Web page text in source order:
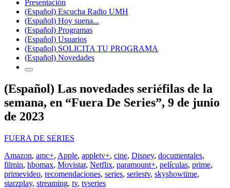
Presentación
(Español) Escucha Radio UMH
(Español) Hoy suena...
(Español) Programas
(Español) Usuarios
(Español) SOLICITA TU PROGRAMA
(Español) Novedades
(Español) Las novedades seriéfilas de la
semana, en “Fuera De Series”, 9 de junio
de 2023
FUERA DE SERIES
Amazon, amc+, Apple, appletv+, cine, Disney, documentales,
filmin, hbomax, Movistar, Netflix, paramount+, películas, prime,
primevideo, recomendaciones, series, seriestv, skyshowtime,
starzplay, streaming, tv, tvseries